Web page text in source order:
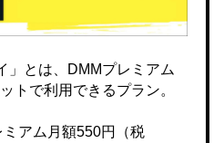
」とは、DMMプレミアム
トで利用できるプラン。
アム月額550円（税